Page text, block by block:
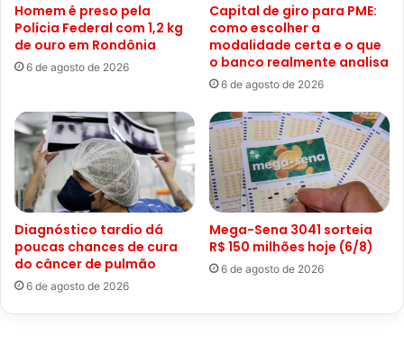
Homem é preso pela
Polícia Federal com 1,2 kg
de ouro em Rondônia
6 de agosto de 2026
Capital de giro para PME:
como escolher a
modalidade certa e o que
o banco realmente analisa
6 de agosto de 2026
Diagnóstico tardio dá
poucas chances de cura
do câncer de pulmão
6 de agosto de 2026
Mega-Sena 3041 sorteia
R$ 150 milhões hoje (6/8)
6 de agosto de 2026